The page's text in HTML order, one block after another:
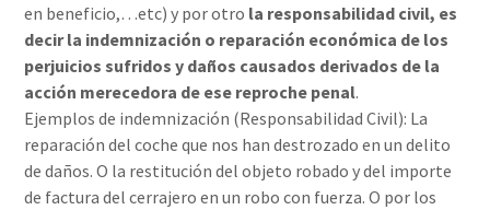
en beneficio,…etc) y por otro la responsabilidad civil, es
decir la indemnización o reparación económica de los
perjuicios sufridos y daños causados derivados de la
acción merecedora de ese reproche penal.
Ejemplos de indemnización (Responsabilidad Civil): La
reparación del coche que nos han destrozado en un delito
de daños. O la restitución del objeto robado y del importe
de factura del cerrajero en un robo con fuerza. O por los